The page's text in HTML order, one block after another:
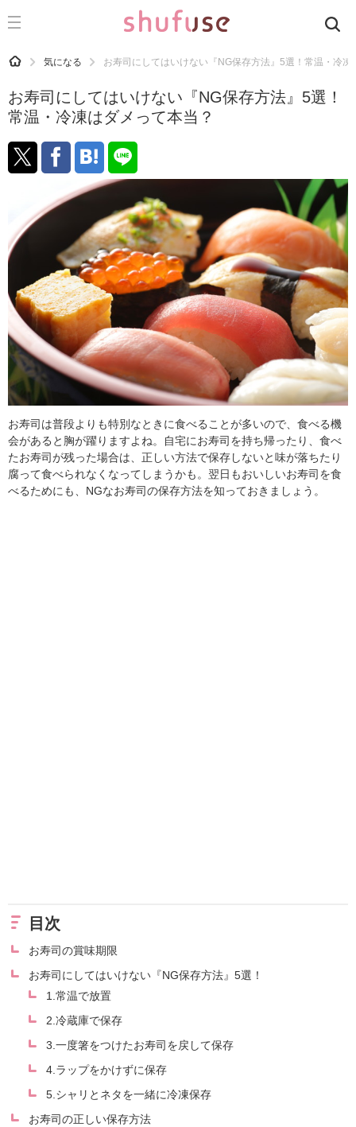
CATEGORY 記事カテゴリ
運気
洗濯
生活の知恵
掃除
マナー
趣味
食材辞典
おすすめ
HOME 気になる お寿司にしてはいけない『NG保存方法』5選！常温・冷凍
お寿司にしてはいけない『NG保存方法』5選！
常温・冷凍はダメって本当？
お寿司は普段よりも特別なときに食べることが多いので、食べる機
会があると胸が躍りますよね。自宅にお寿司を持ち帰ったり、食べ
たお寿司が残った場合は、正しい方法で保存しないと味が落ちたり
腐って食べられなくなってしまうかも。翌日もおいしいお寿司を食
べるためにも、NGなお寿司の保存方法を知っておきましょう。
目次
お寿司の賞味期限
お寿司にしてはいけない『NG保存方法』5選！
1.常温で放置
2.冷蔵庫で保存
3.一度箸をつけたお寿司を戻して保存
4.ラップをかけずに保存
5.シャリとネタを一緒に冷凍保存
お寿司の正しい保存方法